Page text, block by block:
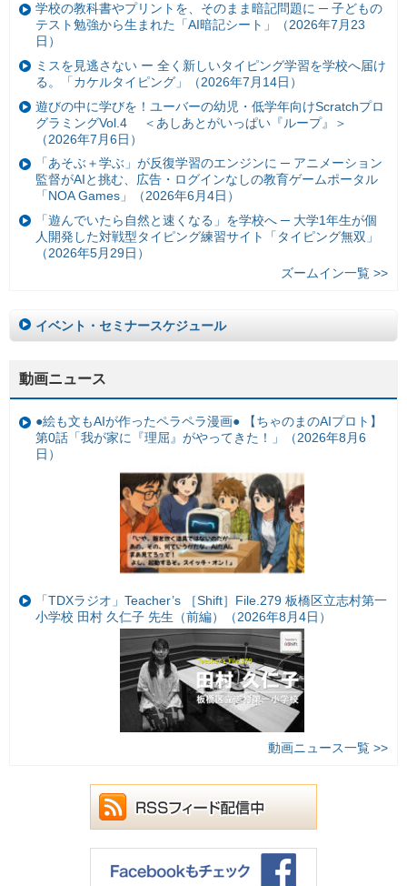
学校の教科書やプリントを、そのまま暗記問題に ─ 子どもの
テスト勉強から生まれた「AI暗記シート」（2026年7月23
日）
ミスを見逃さない ー 全く新しいタイピング学習を学校へ届け
る。「カケルタイピング」（2026年7月14日）
遊びの中に学びを！ユーバーの幼児・低学年向けScratchプロ
グラミングVol.4 ＜あしあとがいっぱい『ループ』＞
（2026年7月6日）
「あそぶ＋学ぶ」が反復学習のエンジンに ─ アニメーション
監督がAIと挑む、広告・ログインなしの教育ゲームポータル
「NOA Games」（2026年6月4日）
「遊んでいたら自然と速くなる」を学校へ ─ 大学1年生が個
人開発した対戦型タイピング練習サイト「タイピング無双」
（2026年5月29日）
ズームイン一覧 >>
イベント・セミナースケジュール
動画ニュース
●絵も文もAIが作ったペラペラ漫画● 【ちゃのまのAIプロト】
第0話「我が家に『理屈』がやってきた！」（2026年8月6
日）
「TDXラジオ」Teacher’s ［Shift］File.279 板橋区立志村第一
小学校 田村 久仁子 先生（前編）（2026年8月4日）
動画ニュース一覧 >>